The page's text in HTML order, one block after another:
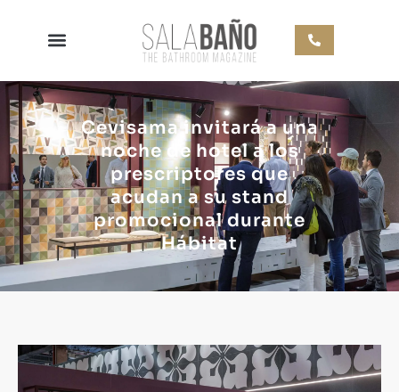
Cevisama invitará a una
noche de hotel a los
prescriptores que
acudan a su stand
promocional durante
Hábitat